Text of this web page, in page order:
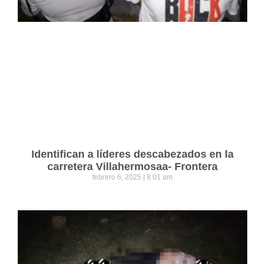
Identifican a líderes descabezados en la
carretera Villahermosaa- Frontera
febrero 6, 2025 8:01 am